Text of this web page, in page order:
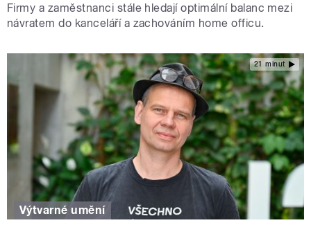
Firmy a zaměstnanci stále hledají optimální balanc mezi
návratem do kanceláří a zachováním home officu.
21 minut
Výtvarné umění